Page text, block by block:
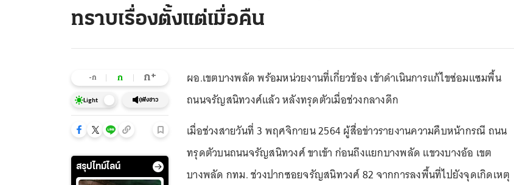
ทราบเรื่องตั้งแต่เมื่อคืน
-ก ก ก+
Light ฟังข่าว
สรุปไทม์ไลน์
ผอ.เขตบางพลัด พร้อมหน่วยงานที่เกี่ยวข้อง เข้าดำเนินการแก้ไขซ่อมแซมพื้น
ถนนจรัญสนิทวงศ์แล้ว หลังทรุดตัวเมื่อช่วงกลางดึก
เมื่อช่วงสายวันที่ 3 พฤศจิกายน 2564 ผู้สื่อข่าวรายงานความคืบหน้ากรณี ถนน
ทรุดตัวบนถนนจรัญสนิทวงศ์ ขาเข้า ก่อนถึงแยกบางพลัด แขวงบางอ้อ เขต
บางพลัด กทม. ช่วงปากซอยจรัญสนิทวงศ์ 82 จากการลงพื้นที่ไปยังจุดเกิดเหตุ